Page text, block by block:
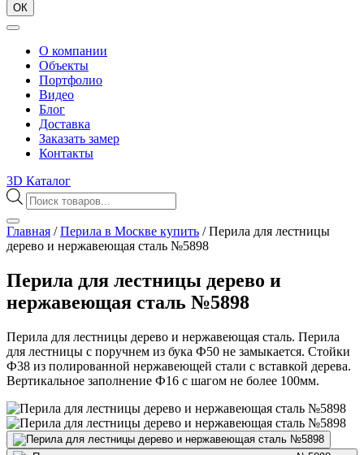
ОК
О компании
Объекты
Портфолио
Видео
Блог
Доставка
Заказать замер
Контакты
3D Каталог
Поиск
товаров
Главная /Перила в Москве купить /Перила для лестницы
дерево и нержавеющая сталь №5898
Перила для лестницы дерево и
нержавеющая сталь №5898
Перила для лестницы дерево и нержавеющая сталь. Перила
для лестницы с поручнем из бука Ф50 не замыкается. Стойки
Ф38 из полированной нержавеющей стали с вставкой дерева.
Вертикальное заполнение Ф16 с шагом не более 100мм.